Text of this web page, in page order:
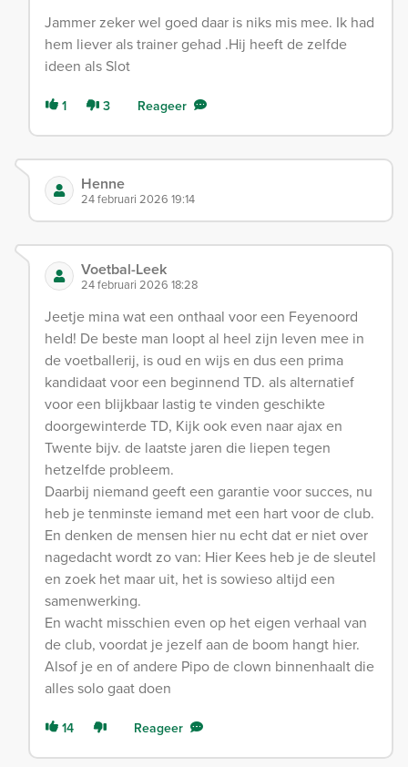
Jammer zeker wel goed daar is niks mis mee. Ik had
hem liever als trainer gehad .Hij heeft de zelfde
ideen als Slot
1 3 Reageer
Henne
24 februari 2026 19:14
Voetbal-Leek
24 februari 2026 18:28
Jeetje mina wat een onthaal voor een Feyenoord
held! De beste man loopt al heel zijn leven mee in
de voetballerij, is oud en wijs en dus een prima
kandidaat voor een beginnend TD. als alternatief
voor een blijkbaar lastig te vinden geschikte
doorgewinterde TD, Kijk ook even naar ajax en
Twente bijv. de laatste jaren die liepen tegen
hetzelfde probleem.
Daarbij niemand geeft een garantie voor succes, nu
heb je tenminste iemand met een hart voor de club.
En denken de mensen hier nu echt dat er niet over
nagedacht wordt zo van: Hier Kees heb je de sleutel
en zoek het maar uit, het is sowieso altijd een
samenwerking.
En wacht misschien even op het eigen verhaal van
de club, voordat je jezelf aan de boom hangt hier.
Alsof je en of andere Pipo de clown binnenhaalt die
alles solo gaat doen
14 Reageer